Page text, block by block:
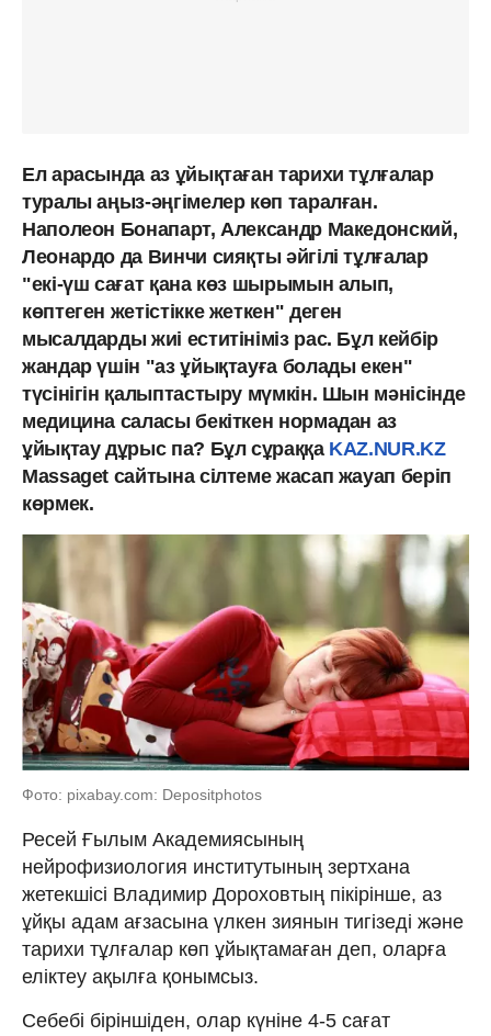
Ел арасында аз ұйықтаған тарихи тұлғалар
туралы аңыз-әңгімелер көп таралған.
Наполеон Бонапарт, Александр Македонский,
Леонардо да Винчи сияқты әйгілі тұлғалар
"екі-үш сағат қана көз шырымын алып,
көптеген жетістікке жеткен" деген
мысалдарды жиі еститініміз рас. Бұл кейбір
жандар үшін "аз ұйықтауға болады екен"
түсінігін қалыптастыру мүмкін. Шын мәнісінде
медицина саласы бекіткен нормадан аз
ұйықтау дұрыс па? Бұл сұраққа KAZ.NUR.KZ
Massaget сайтына сілтеме жасап жауап беріп
көрмек.
Фото: pixabay.com: Depositphotos
Ресей Ғылым Академиясының
нейрофизиология институтының зертхана
жетекшісі Владимир Дороховтың пікірінше, аз
ұйқы адам ағзасына үлкен зиянын тигізеді және
тарихи тұлғалар көп ұйықтамаған деп, оларға
еліктеу ақылға қонымсыз.
Себебі біріншіден, олар күніне 4-5 сағат